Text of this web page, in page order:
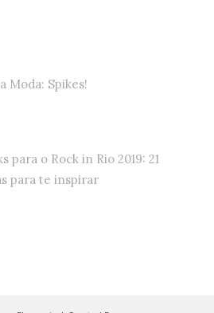
Moda: Spikes!
para o Rock in Rio 2019: 21
para te inspirar